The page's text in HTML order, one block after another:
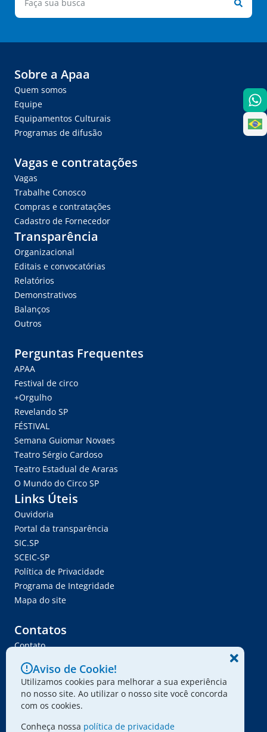
Sobre a Apaa
Quem somos
Equipe
Equipamentos Culturais
Programas de difusão
Vagas e contratações
Vagas
Trabalhe Conosco
Compras e contratações
Cadastro de Fornecedor
Transparência
Organizacional
Editais e convocatórias
Relatórios
Demonstrativos
Balanços
Outros
Perguntas Frequentes
APAA
Festival de circo
+Orgulho
Revelando SP
FÉSTIVAL
Semana Guiomar Novaes
Teatro Sérgio Cardoso
Teatro Estadual de Araras
O Mundo do Circo SP
Links Úteis
Ouvidoria
Portal da transparência
SIC.SP
SCEIC-SP
Política de Privacidade
Programa de Integridade
Mapa do site
Contatos
Contato
Trabalhe Conosco
Ser Fornecedor
Envie seu projeto
Aviso de Cookie!
Utilizamos cookies para melhorar a sua experiência
no nosso site. Ao utilizar o nosso site você concorda
com os cookies.
Conheça nossa política de privacidade